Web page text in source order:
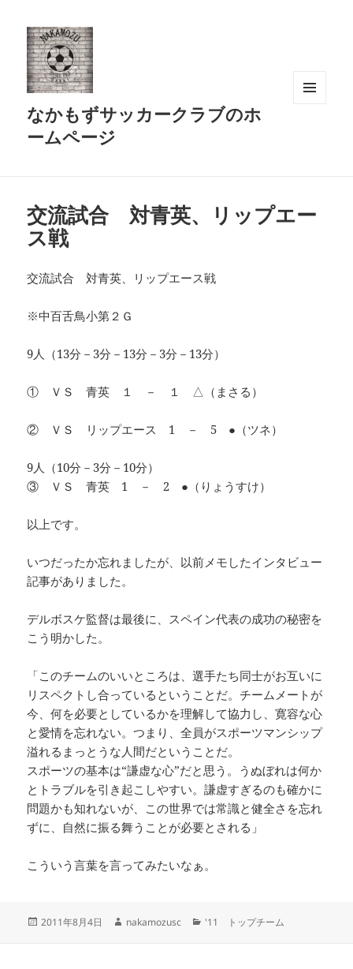
なかもずサッカークラブのホ
ームページ
交流試合 対青英、リップエー
ス戦
交流試合 対青英、リップエース戦
※中百舌鳥小第２Ｇ
9人（13分－3分－13分－3分－13分）
① ＶＳ 青英 １ － １ △（まさる）
② ＶＳ リップエース 1 － 5 ●（ツネ）
9人（10分－3分－10分）
③ ＶＳ 青英 1 － 2 ●（りょうすけ）
以上です。
いつだったか忘れましたが、以前メモしたインタビュー
記事がありました。
デルボスケ監督は最後に、スペイン代表の成功の秘密を
こう明かした。
「このチームのいいところは、選手たち同士がお互いに
リスペクトし合っているということだ。チームメートが
今、何を必要としているかを理解して協力し、寛容な心
と愛情を忘れない。つまり、全員がスポーツマンシップ
溢れるまっとうな人間だということだ。
スポーツの基本は“謙虚な心”だと思う。うぬぼれは何か
とトラブルを引き起こしやすい。謙虚すぎるのも確かに
問題かも知れないが、この世界では常識と健全さを忘れ
ずに、自然に振る舞うことが必要とされる」
こういう言葉を言ってみたいなぁ。
投
2011年8月4日
作
nakamozusc
カ
'11 トップチーム